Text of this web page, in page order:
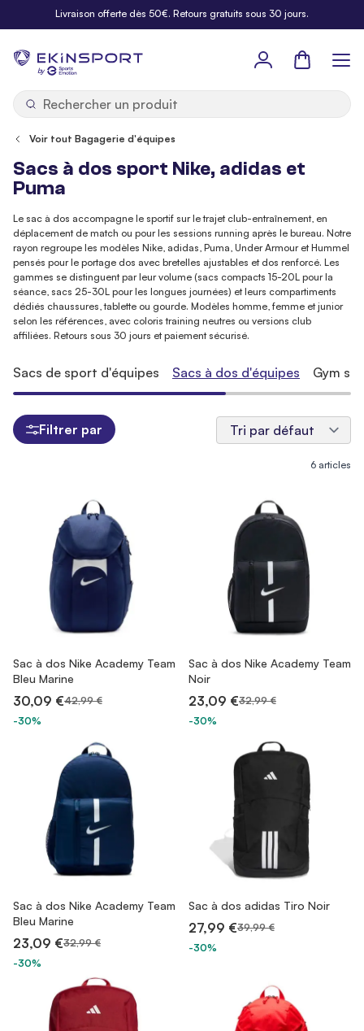
Allez au contenuLivraison offerte dès 50€. Retours gratuits sous 30 jours.
by
Panier
Voir tout Bagagerie d'équipes
Sacs à dos sport Nike, adidas et
Puma
Le sac à dos accompagne le sportif sur le trajet club-entraînement, en
déplacement de match ou pour les sessions running après le bureau. Notre
rayon regroupe les modèles Nike, adidas, Puma, Under Armour et Hummel
pensés pour le portage dos avec bretelles ajustables et dos renforcé. Les
gammes se distinguent par leur volume (sacs compacts 15-20L pour la
séance, sacs 25-30L pour les longues journées) et leurs compartiments
dédiés chaussures, tablette ou gourde. Modèles homme, femme et junior
selon les références, avec coloris training neutres ou versions club
affiliées. Retours sous 30 jours et paiement sécurisé.
6 articles
Sac à dos Nike Academy Team
Bleu Marine
30,09 €42,99 €
-30%
Sac à dos Nike Academy Team
Noir
23,09 €32,99 €
-30%
Sac à dos Nike Academy Team
Bleu Marine
23,09 €32,99 €
-30%
Sac à dos adidas Tiro Noir
27,99 €39,99 €
-30%
Sacs de sport d'équipes Sacs à dos d'équipes Gym
Filtrer par